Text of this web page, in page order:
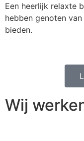
Een heerlijk relaxte
hebben genoten
bieden.
Wij